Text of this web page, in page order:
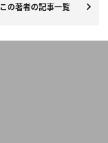
この著者の記事一覧